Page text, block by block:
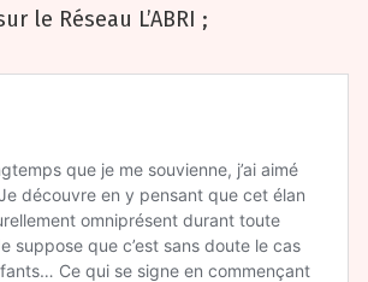
le Réseau L’ABRI ;